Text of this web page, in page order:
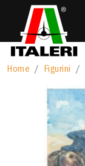
Home Figurini